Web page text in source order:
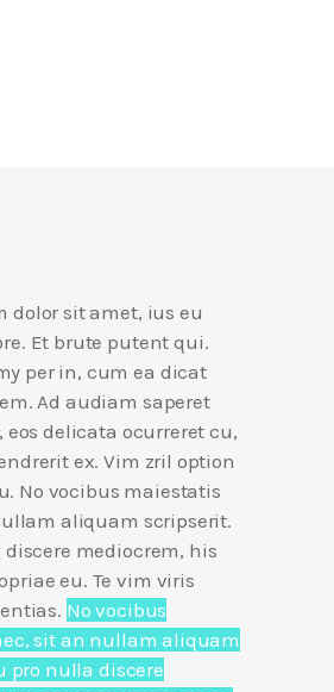
dolor sit amet, ius eu
Et brute putent qui.
per in, cum ea dicat
Ad audiam saperet
eos delicata ocurreret cu,
ex. Vim zril option
No vocibus maiestatis
aliquam scripserit.
mediocrem, his
eu. Te vim viris
No vocibus
sit an nullam aliquam
pro nulla discere